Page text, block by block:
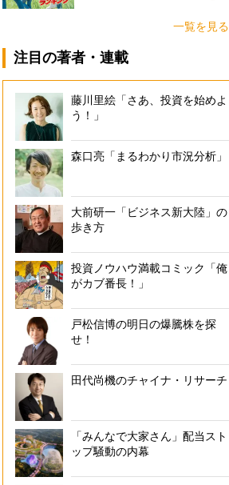
一覧を見る
注目の著者・連載
藤川里絵「さあ、投資を始めよ
う！」
森口亮「まるわかり市況分析」
大前研一「ビジネス新大陸」の
歩き方
投資ノウハウ満載コミック「俺
がカブ番長！」
戸松信博の明日の爆騰株を探
せ！
田代尚機のチャイナ・リサーチ
「みんなで大家さん」配当スト
ップ騒動の内幕